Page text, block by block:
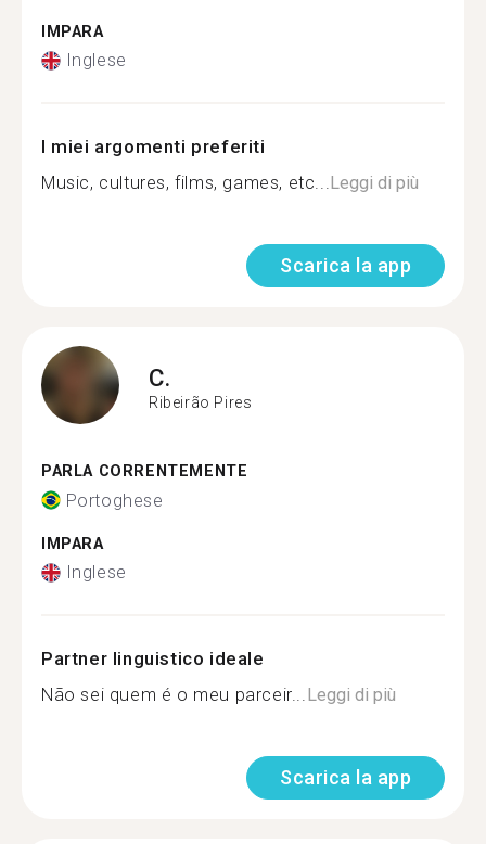
IMPARA
Inglese
I miei argomenti preferiti
Music, cultures, films, games, etc...Leggi di più
Scarica la app
C.
Ribeirão Pires
PARLA CORRENTEMENTE
Portoghese
IMPARA
Inglese
Partner linguistico ideale
Não sei quem é o meu parceir...Leggi di più
Scarica la app